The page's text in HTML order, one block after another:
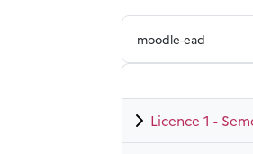
moodle-ead
Licence 1 -